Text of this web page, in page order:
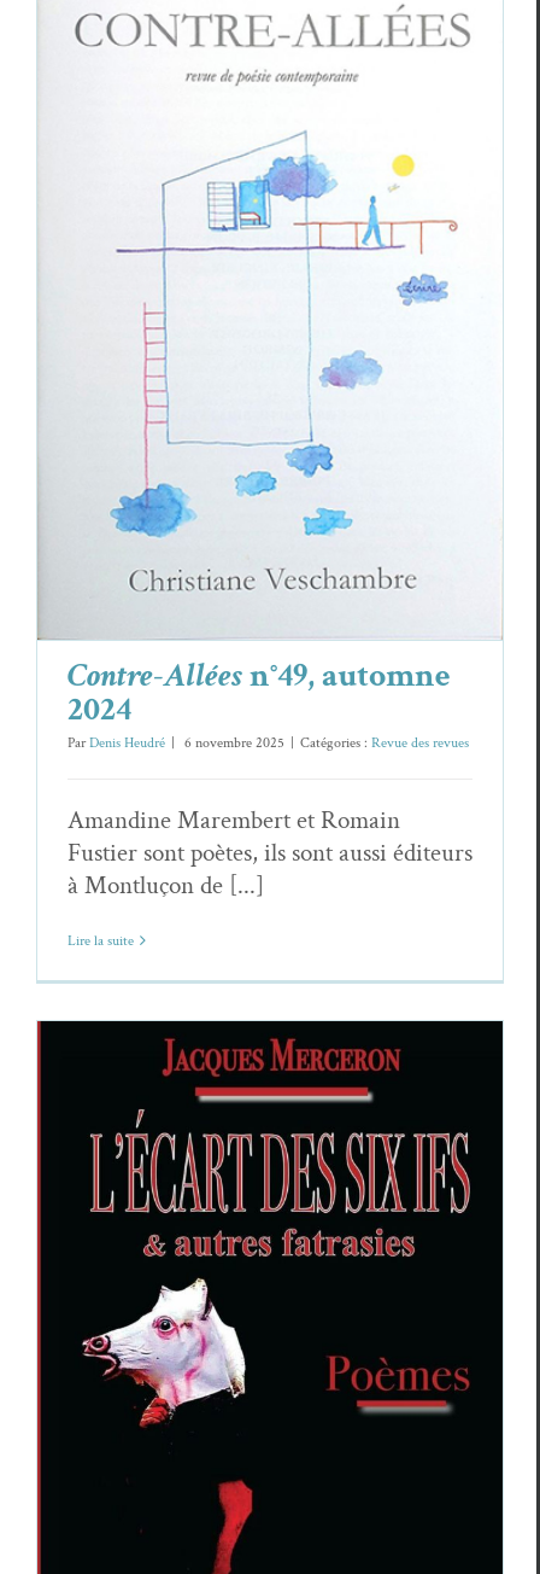
Contre-Allées n°49, automne 2024
Revue des revues
Contre-Alléesn°49, automne
2024
ParDenis Heudré | 6 novembre 2025 | Catégories : Revue des revues
Amandine Marembert et Romain
Fustier sont poètes, ils sont aussi éditeurs
à Montluçon de [...]
Lire la suite
Jacques Merceron,
L’Écart des six ifs &
autres fatrasies
Ombreuses fratries